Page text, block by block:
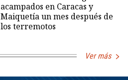
acampados en Caracas y
Maiquetía un mes después de
los terremotos
Ver más